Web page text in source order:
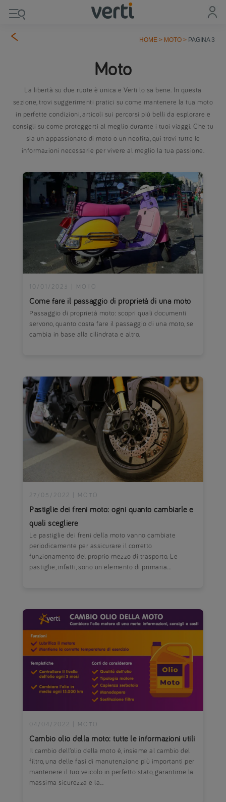
HOME> MOTO> PAGINA 3
Moto
La libertà su due ruote è unica e Verti lo sa bene. In questa
sezione, trovi suggerimenti pratici su come mantenere la tua moto
in perfette condizioni, articoli sui percorsi più belli da esplorare e
consigli su come proteggerti al meglio durante i tuoi viaggi. Che tu
sia un appassionato di moto o un neofita, qui trovi tutte le
informazioni necessarie per vivere al meglio la tua passione.
Come fare il passaggio di proprietà di una moto
10/01/2023 MOTO
Passaggio di proprietà moto: scopri quali documenti
servono, quanto costa fare il passaggio di una moto, se
cambia in base alla cilindrata e altro.
Pastiglie dei freni moto: ogni quanto cambiarle e
quali scegliere
27/05/2022 MOTO
Le pastiglie dei freni della moto vanno cambiate
periodicamente per assicurare il corretto
funzionamento del proprio mezzo di trasporto. Le
pastiglie, infatti, sono un elemento di primaria...
Cambio olio della moto: tutte le informazioni utili
04/04/2022 MOTO
​Il cambio dell’olio della moto è, insieme al cambio del
filtro, una delle fasi di manutenzione più importanti per
mantenere il tuo veicolo in perfetto stato, garantirne la
massima sicurezza e la...